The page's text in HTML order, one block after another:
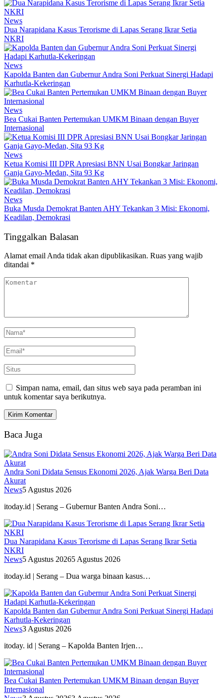
News
Dua Narapidana Kasus Terorisme di Lapas Serang Ikrar Setia
NKRI
News
Kapolda Banten dan Gubernur Andra Soni Perkuat Sinergi Hadapi
Karhutla-Kekeringan
News
Bea Cukai Banten Pertemukan UMKM Binaan dengan Buyer
Internasional
News
Ketua Komisi III DPR Apresiasi BNN Usai Bongkar Jaringan
Ganja Gayo-Medan, Sita 93 Kg
News
Buka Musda Demokrat Banten AHY Tekankan 3 Misi: Ekonomi,
Keadilan, Demokrasi
Tinggalkan Balasan
Alamat email Anda tidak akan dipublikasikan. Ruas yang wajib
ditandai *
Simpan nama, email, dan situs web saya pada peramban ini
untuk komentar saya berikutnya.
Baca Juga
Andra Soni Didata Sensus Ekonomi 2026, Ajak Warga Beri Data
Akurat
News5 Agustus 2026
itoday.id | Serang – Gubernur Banten Andra Soni…
Dua Narapidana Kasus Terorisme di Lapas Serang Ikrar Setia
NKRI
News5 Agustus 20265 Agustus 2026
itoday.id | Serang – Dua warga binaan kasus…
Kapolda Banten dan Gubernur Andra Soni Perkuat Sinergi Hadapi
Karhutla-Kekeringan
News3 Agustus 2026
itoday. id | Serang – Kapolda Banten Irjen…
Bea Cukai Banten Pertemukan UMKM Binaan dengan Buyer
Internasional